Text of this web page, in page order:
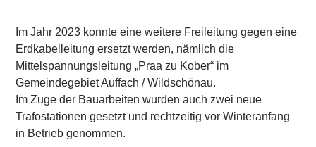
Im Jahr 2023 konnte eine weitere Freileitung gegen eine
Erdkabelleitung ersetzt werden, nämlich die
Mittelspannungsleitung „Praa zu Kober“ im
Gemeindegebiet Auffach / Wildschönau.
Im Zuge der Bauarbeiten wurden auch zwei neue
Trafostationen gesetzt und rechtzeitig vor Winteranfang
in Betrieb genommen.